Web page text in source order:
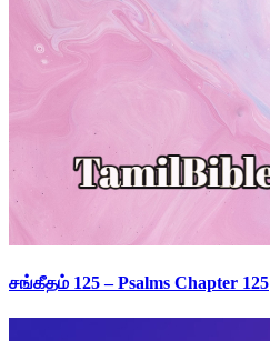
சங்கீதம் 125 – Psalms Chapter 125